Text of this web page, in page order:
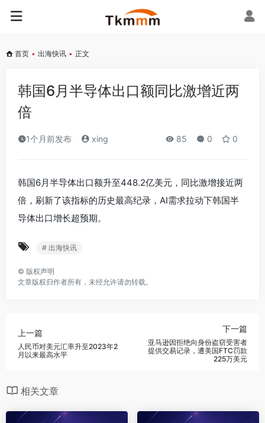
首页 • 出海快讯 • 正文
‌韩国6月半导体出口额同比激增近两
倍‌
1个月前发布 xing 85 0 0
韩国6月半导体出口额升至448.2亿美元，同比激增接近两
倍，刷新了该指标的历史最高纪录，AI需求拉动下韩国半
导体出口增长超预期。
# 出海快讯
© 版权声明
文章版权归作者所有，未经允许请勿转载。
上一篇
‌人民币对美元汇率升至2023年2
月以来最高水平‌
下一篇
‌亚马逊因拒绝向身份盗窃受害者
提供交易记录，遭美国FTC罚款
225万美元‌
相关文章